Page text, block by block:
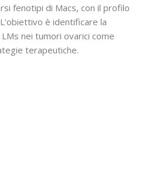
fenotipi di Macs, con il profilo
è identificare la
nei tumori ovarici come
terapeutiche.